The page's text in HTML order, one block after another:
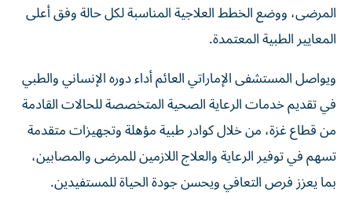
المرضى، ووضع الخطط العلاجية المناسبة لكل حالة وفق أعلى
المعايير الطبية المعتمدة.
ويواصل المستشفى الإماراتي العائم أداء دوره الإنساني والطبي
في تقديم خدمات الرعاية الصحية المتخصصة للحالات القادمة
من قطاع غزة، من خلال كوادر طبية مؤهلة وتجهيزات متقدمة
تسهم في توفير الرعاية والعلاج اللازمين للمرضى والمصابين،
بما يعزز فرص التعافي ويحسن جودة الحياة للمستفيدين.